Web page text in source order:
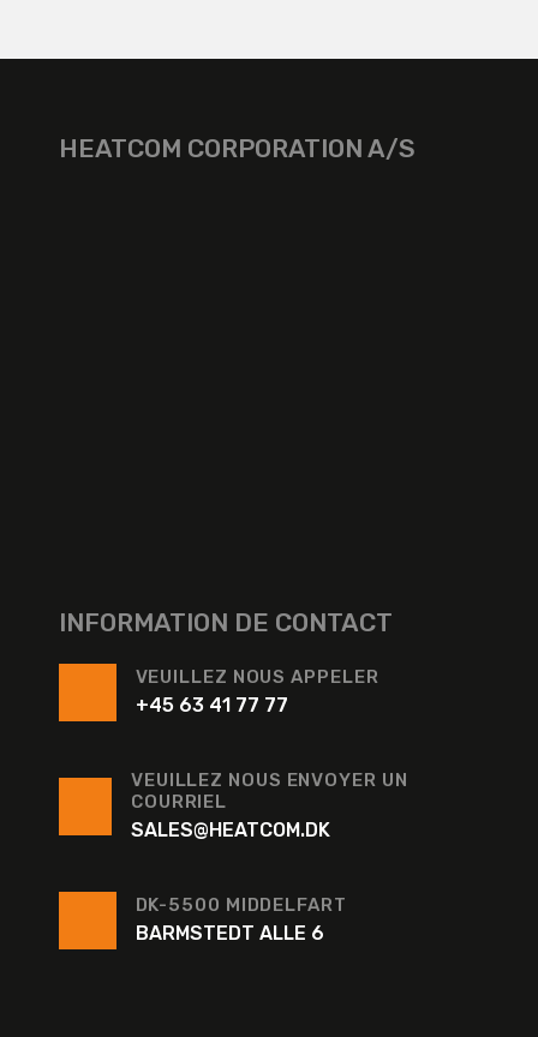
HEATCOM CORPORATION A/S
INFORMATION DE CONTACT
VEUILLEZ NOUS APPELER
+45 63 41 77 77
VEUILLEZ NOUS ENVOYER UN
COURRIEL
SALES@HEATCOM.DK
DK-5500 MIDDELFART
BARMSTEDT ALLE 6